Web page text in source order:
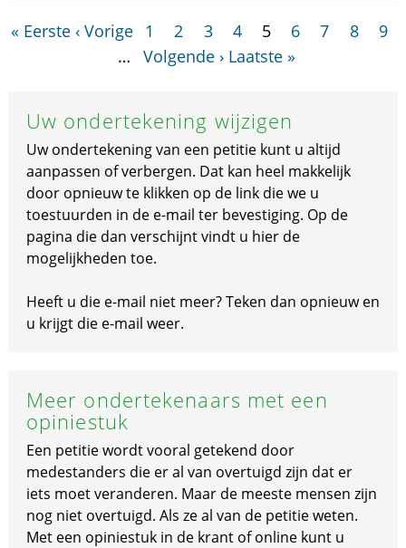
« Eerste ‹ Vorige 1 2 3 4 5 6 7 8
9
…
Volgende › Laatste »
Uw ondertekening wijzigen
Uw ondertekening van een petitie kunt u altijd
aanpassen of verbergen. Dat kan heel makkelijk
door opnieuw te klikken op de link die we u
toestuurden in de e-mail ter bevestiging. Op de
pagina die dan verschijnt vindt u hier de
mogelijkheden toe.
Heeft u die e-mail niet meer? Teken dan opnieuw en
u krijgt die e-mail weer.
Meer ondertekenaars met een
opiniestuk
Een petitie wordt vooral getekend door
medestanders die er al van overtuigd zijn dat er
iets moet veranderen. Maar de meeste mensen zijn
nog niet overtuigd. Als ze al van de petitie weten.
Met een opiniestuk in de krant of online kunt u